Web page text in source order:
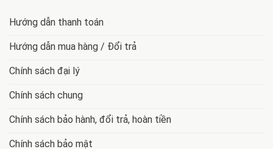
Hướng dẫn thanh toán
Hướng dẫn mua hàng / Đổi trả
Chính sách đại lý
Chính sách chung
Chính sách bảo hành, đổi trả, hoàn tiền
Chính sách bảo mật